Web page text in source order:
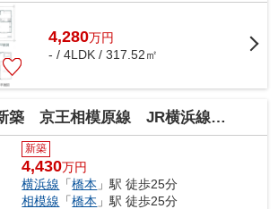
4,280万円
- / 4LDK / 317.52㎡
築 京王相模原線 JR横浜線 橋本駅 二本松１
新築
4,430万円
横浜線 「橋本 」駅 徒歩25分
相模線 「橋本 」駅 徒歩25分